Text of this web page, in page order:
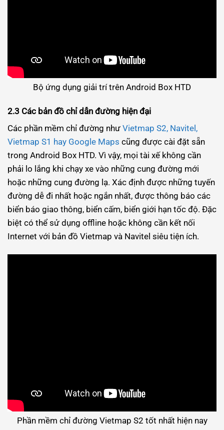
Bộ ứng dụng giải trí trên Android Box HTD
2.3 Các bản đồ chỉ dẫn đường hiện đại
Các phần mềm chỉ đường như Vietmap S2, Navitel,
Vietmap S1 hay Google Maps cũng được cài đặt sẵn
trong Android Box HTD. Vì vậy, mọi tài xế không cần
phải lo lắng khi chạy xe vào những cung đường mới
hoặc những cung đường lạ. Xác định được những tuyến
đường dễ đi nhất hoặc ngắn nhất, được thông báo các
biển báo giao thông, biển cấm, biển giới hạn tốc độ. Đặc
biệt có thể sử dụng offline hoặc không cần kết nối
Internet với bản đồ Vietmap và Navitel siêu tiện ích.
Phần mềm chỉ đường Vietmap S2 tốt nhất hiện nay